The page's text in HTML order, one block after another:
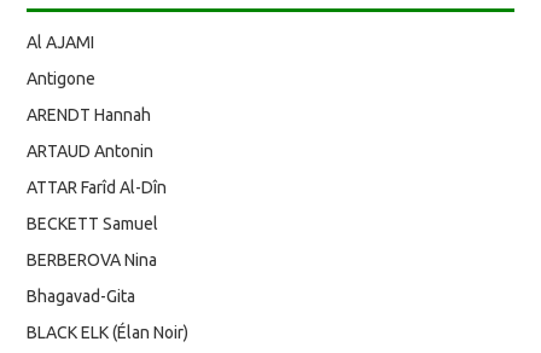
Al AJAMI
Antigone
ARENDT Hannah
ARTAUD Antonin
ATTAR Farîd Al-Dîn
BECKETT Samuel
BERBEROVA Nina
Bhagavad-Gita
BLACK ELK (Élan Noir)